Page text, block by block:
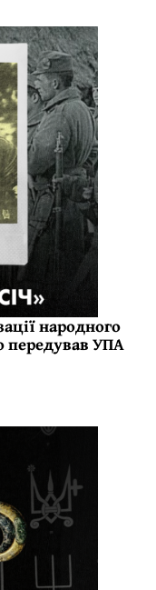
народного
передував УПА